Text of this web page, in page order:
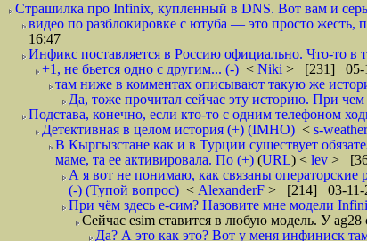
Страшилка про Infinix, купленный в DNS. Вот вам и
видео по разблокировке с ютуба — это просто
16:47
Инфикс поставляется в Россию официально. Что-то в
+1, не бьется одно с другим... (-) < Niki > [231] 05-
там ниже в комментах описывают такую же
Да, тоже прочитал сейчас эту историю. При
Подстава, конечно, если кто-то с одним телефоном
Детективная в целом история (+) (IMHO) < s-
В Кыргызстане как и в Турции существует
маме, та ее активировала. По (+) (URL) < lev >
А я вот не понимаю, как связаны операторские
(-) (Тупой вопрос) < AlexanderF > [214] 03-11-
При чём здесь е-сим? Назовите мне модели
Сейчас esim ставится в любую модель. У ag28
Да? А это как это? Вот у меня инфиниск